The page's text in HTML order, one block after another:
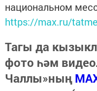
национальном
https://max.ru/
Тагы да
фото һәм
Чаллы»ның